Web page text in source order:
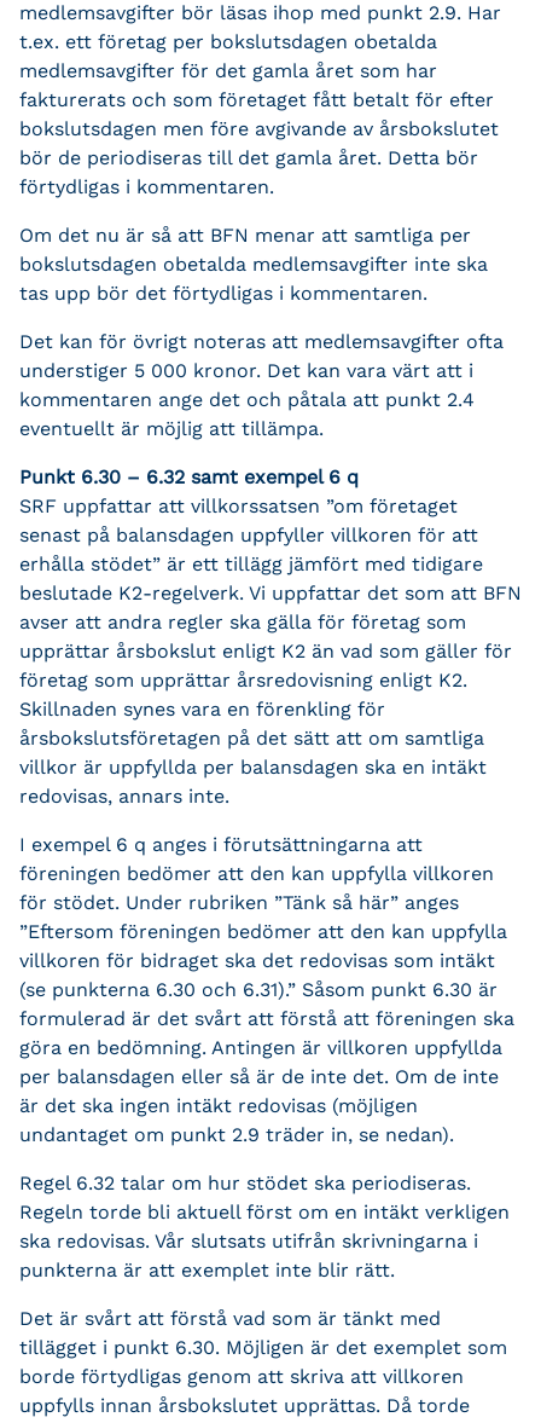
medlemsavgifter bör läsas ihop med punkt 2.9. Har
t.ex. ett företag per bokslutsdagen obetalda
medlemsavgifter för det gamla året som har
fakturerats och som företaget fått betalt för efter
bokslutsdagen men före avgivande av årsbokslutet
bör de periodiseras till det gamla året. Detta bör
förtydligas i kommentaren.
Om det nu är så att BFN menar att samtliga per
bokslutsdagen obetalda medlemsavgifter inte ska
tas upp bör det förtydligas i kommentaren.
Det kan för övrigt noteras att medlemsavgifter ofta
understiger 5 000 kronor. Det kan vara värt att i
kommentaren ange det och påtala att punkt 2.4
eventuellt är möjlig att tillämpa.
Punkt 6.30 – 6.32 samt exempel 6 q
SRF uppfattar att villkorssatsen ”om företaget
senast på balansdagen uppfyller villkoren för att
erhålla stödet” är ett tillägg jämfört med tidigare
beslutade K2-regelverk. Vi uppfattar det som att BFN
avser att andra regler ska gälla för företag som
upprättar årsbokslut enligt K2 än vad som gäller för
företag som upprättar årsredovisning enligt K2.
Skillnaden synes vara en förenkling för
årsbokslutsföretagen på det sätt att om samtliga
villkor är uppfyllda per balansdagen ska en intäkt
redovisas, annars inte.
I exempel 6 q anges i förutsättningarna att
föreningen bedömer att den kan uppfylla villkoren
för stödet. Under rubriken ”Tänk så här” anges
”Eftersom föreningen bedömer att den kan uppfylla
villkoren för bidraget ska det redovisas som intäkt
(se punkterna 6.30 och 6.31).” Såsom punkt 6.30 är
formulerad är det svårt att förstå att föreningen ska
göra en bedömning. Antingen är villkoren uppfyllda
per balansdagen eller så är de inte det. Om de inte
är det ska ingen intäkt redovisas (möjligen
undantaget om punkt 2.9 träder in, se nedan).
Regel 6.32 talar om hur stödet ska periodiseras.
Regeln torde bli aktuell först om en intäkt verkligen
ska redovisas. Vår slutsats utifrån skrivningarna i
punkterna är att exemplet inte blir rätt.
Det är svårt att förstå vad som är tänkt med
tillägget i punkt 6.30. Möjligen är det exemplet som
borde förtydligas genom att skriva att villkoren
uppfylls innan årsbokslutet upprättas. Då torde